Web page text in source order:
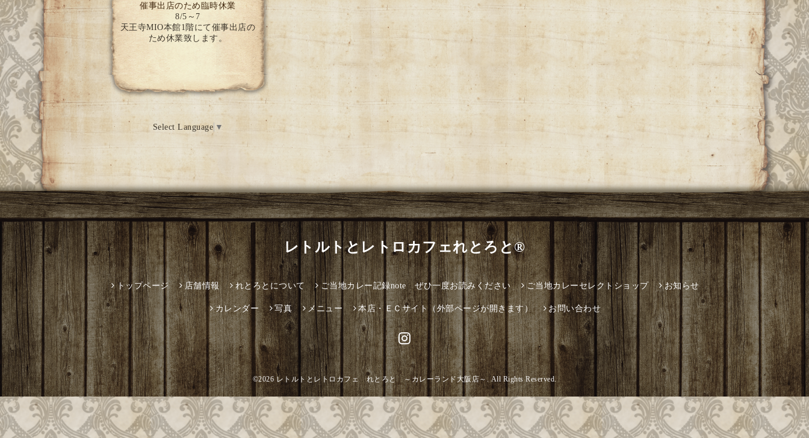
催事出店のため臨時休業
8/5～7
天王寺MIO本館1階にて催事出店の
ため休業致します。
Select Language ▼
レトルトとレトロカフェれとろと®
トップページ 店舗情報 れとろとについて ご当地カレー記録note ぜひ一度お読みください ご当地カレーセレクトショップ お知らせ
カレンダー 写真 メニュー 本店・ＥＣサイト（外部ページが開きます） お問い合わせ
©2026 レトルトとレトロカフェ れとろと ～カレーランド大阪店～. All Rights Reserved.